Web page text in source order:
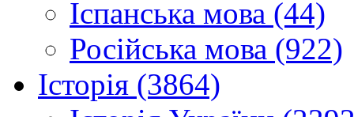
Іспанська мова (44)
Російська мова (922)
Історія (3864)